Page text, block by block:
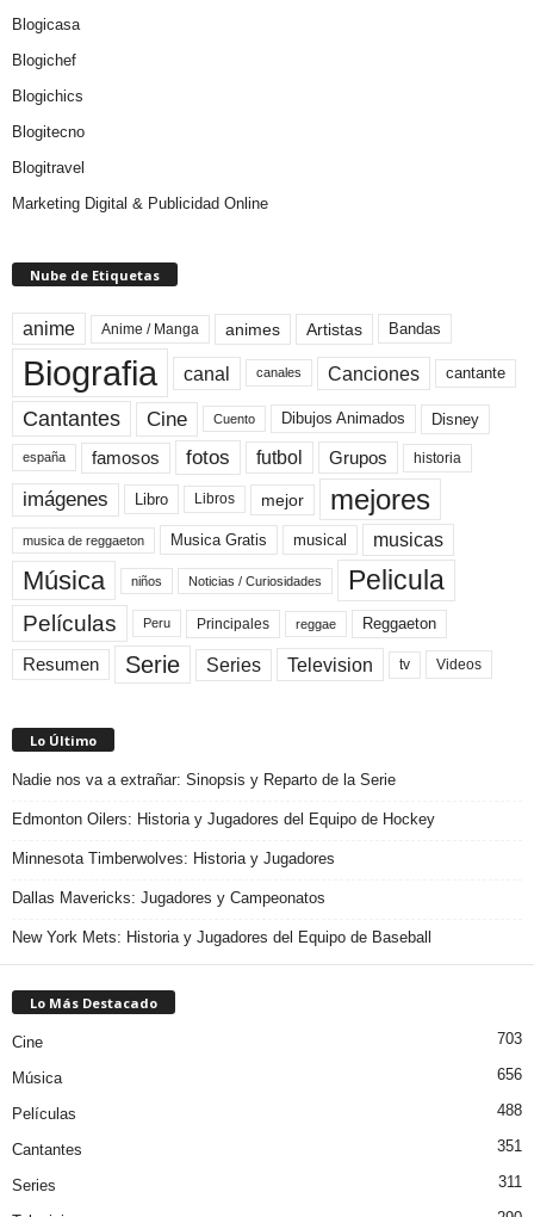
Blogicasa
Blogichef
Blogichics
Blogitecno
Blogitravel
Marketing Digital & Publicidad Online
Nube de Etiquetas
anime Anime / Manga animes Artistas Bandas
Biografia canal canales Canciones cantante
Cantantes Cine Cuento Dibujos Animados Disney
españa famosos fotos futbol Grupos historia
imágenes Libro Libros mejor mejores
musica de reggaeton Musica Gratis musical musicas
Música niños Noticias / Curiosidades Pelicula
Películas Peru Principales reggae Reggaeton
Resumen Serie Series Television tv Videos
Lo Último
Nadie nos va a extrañar: Sinopsis y Reparto de la Serie
Edmonton Oilers: Historia y Jugadores del Equipo de Hockey
Minnesota Timberwolves: Historia y Jugadores
Dallas Mavericks: Jugadores y Campeonatos
New York Mets: Historia y Jugadores del Equipo de Baseball
Lo Más Destacado
Cine 703
Música 656
Películas 488
Cantantes 351
Series 311